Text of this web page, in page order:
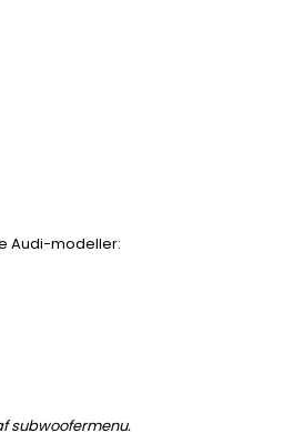
Audi-modeller:
subwoofermenu.